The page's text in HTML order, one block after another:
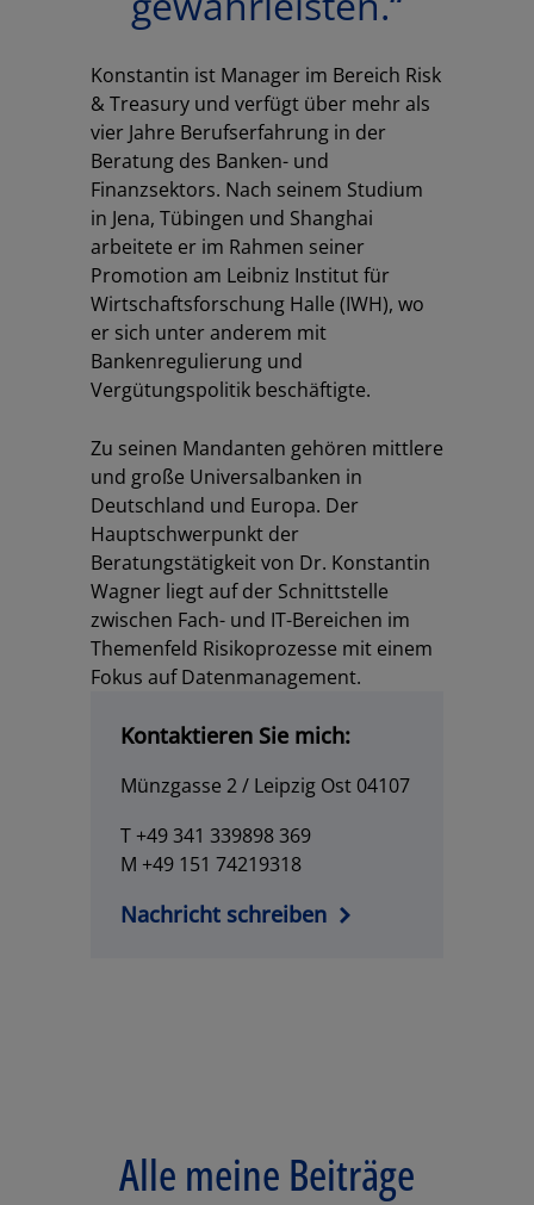
Konstantin ist Manager im Bereich Risk
& Treasury und verfügt über mehr als
vier Jahre Berufserfahrung in der
Beratung des Banken- und
Finanzsektors. Nach seinem Studium
in Jena, Tübingen und Shanghai
arbeitete er im Rahmen seiner
Promotion am Leibniz Institut für
Wirtschaftsforschung Halle (IWH), wo
er sich unter anderem mit
Bankenregulierung und
Vergütungspolitik beschäftigte.
Zu seinen Mandanten gehören mittlere
und große Universalbanken in
Deutschland und Europa. Der
Hauptschwerpunkt der
Beratungstätigkeit von Dr. Konstantin
Wagner liegt auf der Schnittstelle
zwischen Fach- und IT-Bereichen im
Themenfeld Risikoprozesse mit einem
Fokus auf Datenmanagement.
Kontaktieren Sie mich:
Münzgasse 2 / Leipzig Ost 04107
T +49 341 339898 369
M +49 151 74219318
Nachricht schreiben
Alle meine Beiträge